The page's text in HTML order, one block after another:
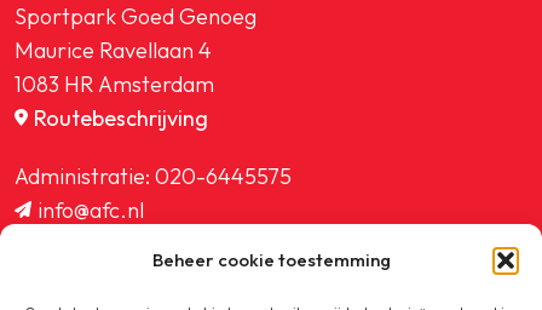
Beheer cookie toestemming
Sportpark Goed Genoeg
Maurice Ravellaan 4
1083 HR Amsterdam
Routebeschrijving
Administratie: 020-6445575
info@afc.nl